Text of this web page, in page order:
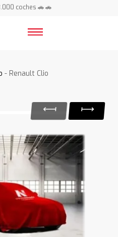
coches 🚗 🚗
- Renault Clio